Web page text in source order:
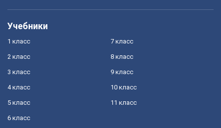
Учебники
1 класс
2 класс
3 класс
4 класс
5 класс
6 класс
7 класс
8 класс
9 класс
10 класс
11 класс